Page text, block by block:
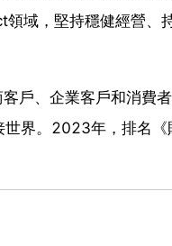
域，堅持穩健經營、
戶、企業客戶和消費
界。2023年，排名《